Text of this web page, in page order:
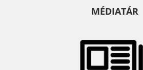
MÉDIATÁR